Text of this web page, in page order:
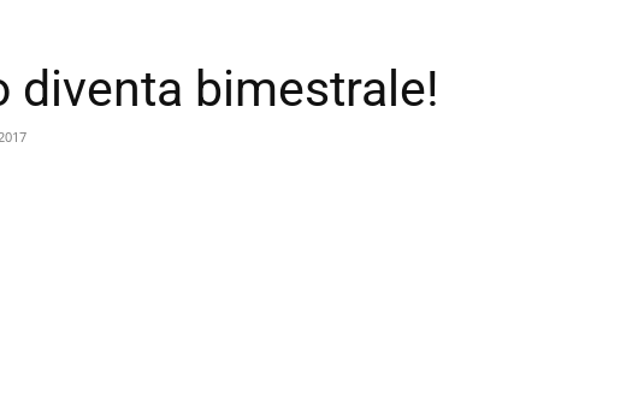
diventa bimestrale!